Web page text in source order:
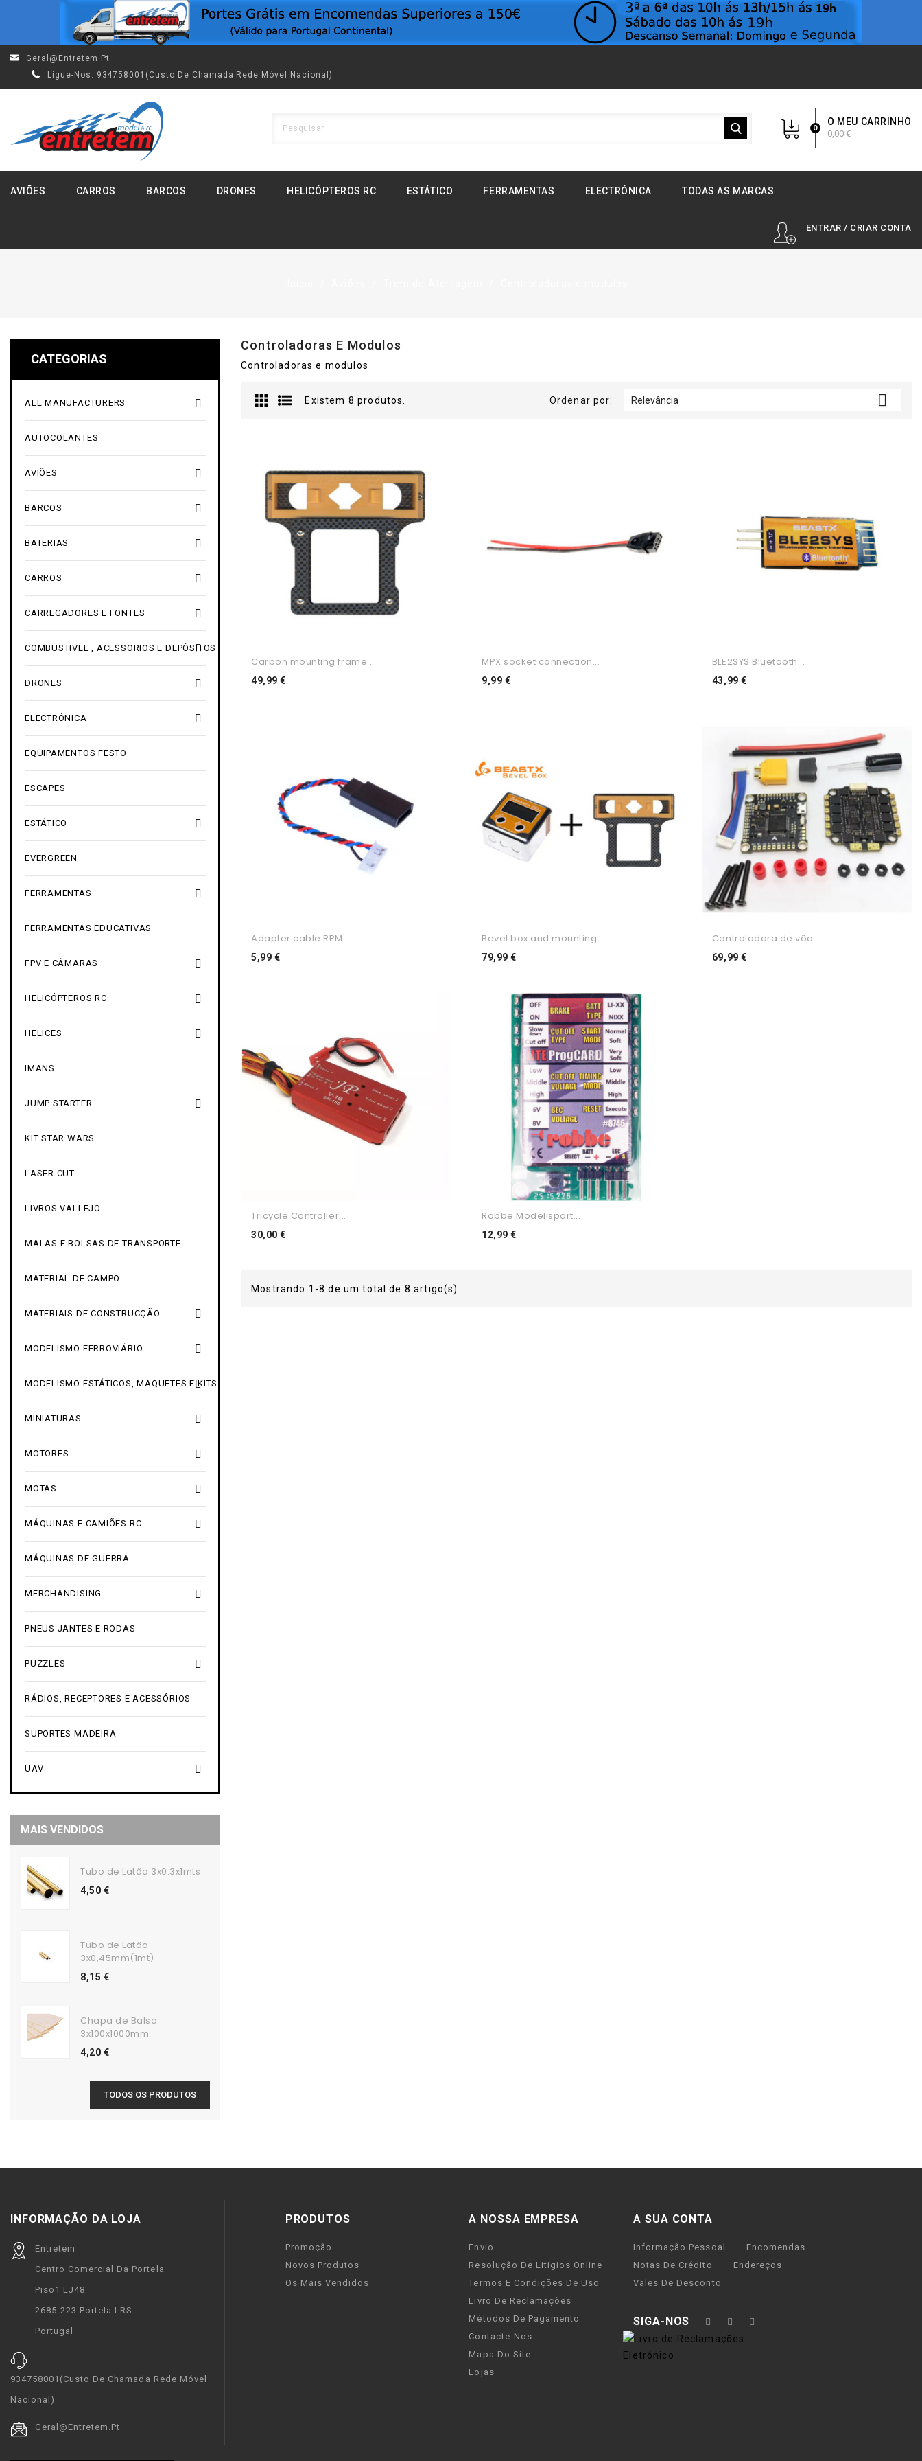
Geral@entretem.pt
Ligue-Nos: 934758001(custo De Chamada Rede Móvel Nacional)
O MEU CARRINHO
0
0,00 €
AVIÕES CARROS BARCOS DRONES HELICÓPTEROS RC ESTÁTICO FERRAMENTAS ELECTRÓNICA TODAS AS MARCAS
ENTRAR / CRIAR CONTA
CATEGORIAS

ALL MANUFACTURERS
AUTOCOLANTES

AVIÕES

BARCOS

BATERIAS

CARROS

CARREGADORES E FONTES

COMBUSTIVEL , ACESSORIOS E DEPÓSITOS

DRONES

ELECTRÓNICA
EQUIPAMENTOS FESTO
ESCAPES

ESTÁTICO
EVERGREEN

FERRAMENTAS
FERRAMENTAS EDUCATIVAS

FPV E CÂMARAS

HELICÓPTEROS RC

HELICES
IMANS

JUMP STARTER
KIT STAR WARS
LASER CUT
LIVROS VALLEJO
MALAS E BOLSAS DE TRANSPORTE
MATERIAL DE CAMPO

MATERIAIS DE CONSTRUCÇÃO

MODELISMO FERROVIÁRIO

MODELISMO ESTÁTICOS, MAQUETES E KITS

MINIATURAS

MOTORES

MOTAS

MÁQUINAS E CAMIÕES RC
MÁQUINAS DE GUERRA

MERCHANDISING
PNEUS JANTES E RODAS

PUZZLES
RÁDIOS, RECEPTORES E ACESSÓRIOS
SUPORTES MADEIRA

UAV
MAIS VENDIDOS
Tubo de Latão 3x0.3x1mts
4,50 €
Tubo de Latão
3x0,45mm(1mt)
8,15 €
Chapa de Balsa
3x100x1000mm
4,20 €
TODOS OS PRODUTOS
Controladoras E Modulos
Controladoras e modulos
Existem 8 produtos. Ordenar por: Relevância 
Carbon mounting frame...
49,99 €Preço
MPX socket connection...
9,99 €Preço
BLE2SYS Bluetooth...
43,99 €Preço
Adapter cable RPM...
5,99 €Preço
Bevel box and mounting...
79,99 €Preço
Controladora de vôo...
69,99 €Preço
Tricycle Controller...
30,00 €Preço
Robbe Modellsport...
12,99 €Preço
Mostrando 1-8 de um total de 8 artigo(s)
INFORMAÇÃO DA LOJA
Entretem
Centro Comercial Da Portela
Piso1 LJ48
2685-223 Portela LRS
Portugal
934758001(custo De Chamada Rede Móvel
Nacional)
Geral@entretem.pt
PRODUTOS
Promoção
Novos Produtos
Os Mais Vendidos
A NOSSA EMPRESA
Envio
Resolução De Litigios Online
Termos E Condições De Uso
Livro De Reclamações
Métodos De Pagamento
Contacte-Nos
Mapa Do Site
Lojas
A SUA CONTA
Informação Pessoal
Encomendas
Notas De Crédito
Endereços
Vales De Desconto
SIGA-NOS